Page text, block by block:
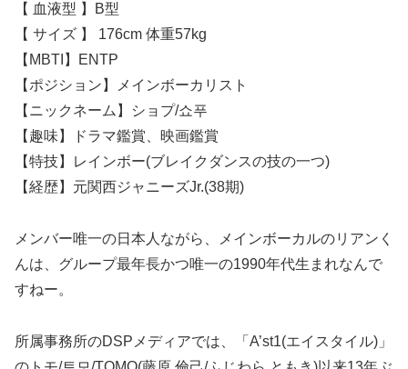
【 血液型 】B型
【 サイズ 】 176cm 体重57kg
【MBTI】ENTP
【ポジション】メインボーカリスト
【ニックネーム】ショプ/쇼푸
【趣味】ドラマ鑑賞、映画鑑賞
【特技】レインボー(ブレイクダンスの技の一つ)
【経歴】元関西ジャニーズJr.(38期)
メンバー唯一の日本人ながら、メインボーカルのリアンく
んは、グループ最年長かつ唯一の1990年代生まれなんで
すねー。
所属事務所のDSPメディアでは、「A’st1(エイスタイル)」